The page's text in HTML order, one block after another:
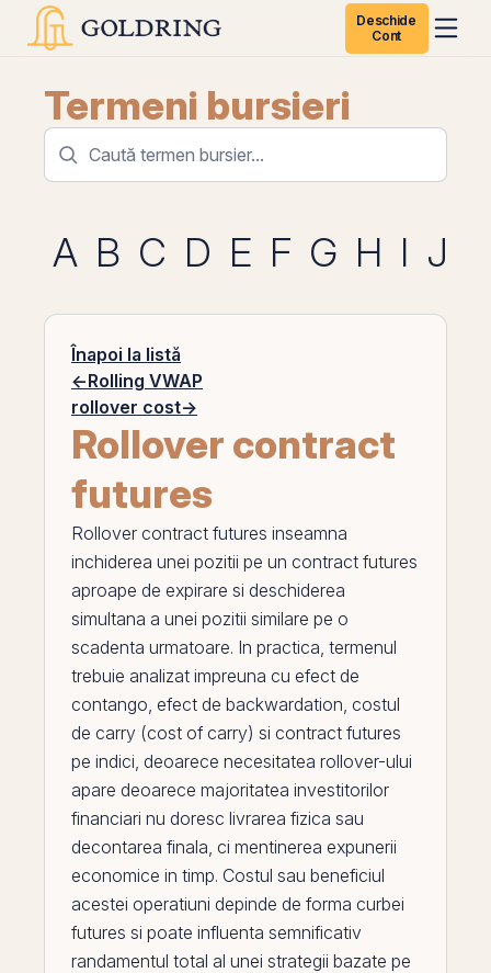
Deschide
Cont
Termeni bursieri
A B C D E F G H I J
Înapoi la listă
←Rolling VWAP
rollover cost→
Rollover contract
futures
Rollover contract futures inseamna
inchiderea unei pozitii pe un contract futures
aproape de expirare si deschiderea
simultana a unei pozitii similare pe o
scadenta urmatoare. In practica, termenul
trebuie analizat impreuna cu efect de
contango, efect de backwardation, costul
de carry (cost of carry) si contract futures
pe indici, deoarece necesitatea rollover-ului
apare deoarece majoritatea investitorilor
financiari nu doresc livrarea fizica sau
decontarea finala, ci mentinerea expunerii
economice in timp. Costul sau beneficiul
acestei operatiuni depinde de forma curbei
futures si poate influenta semnificativ
randamentul total al unei strategii bazate pe